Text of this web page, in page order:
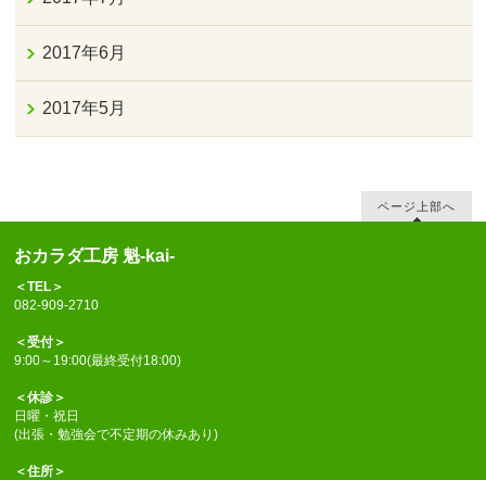
2017年6月
2017年5月
ページ上部へ
おカラダ工房 魁-kai-
＜TEL＞
082-909-2710
＜受付＞
9:00～19:00(最終受付18:00)
＜休診＞
日曜・祝日
(出張・勉強会で不定期の休みあり)
＜住所＞